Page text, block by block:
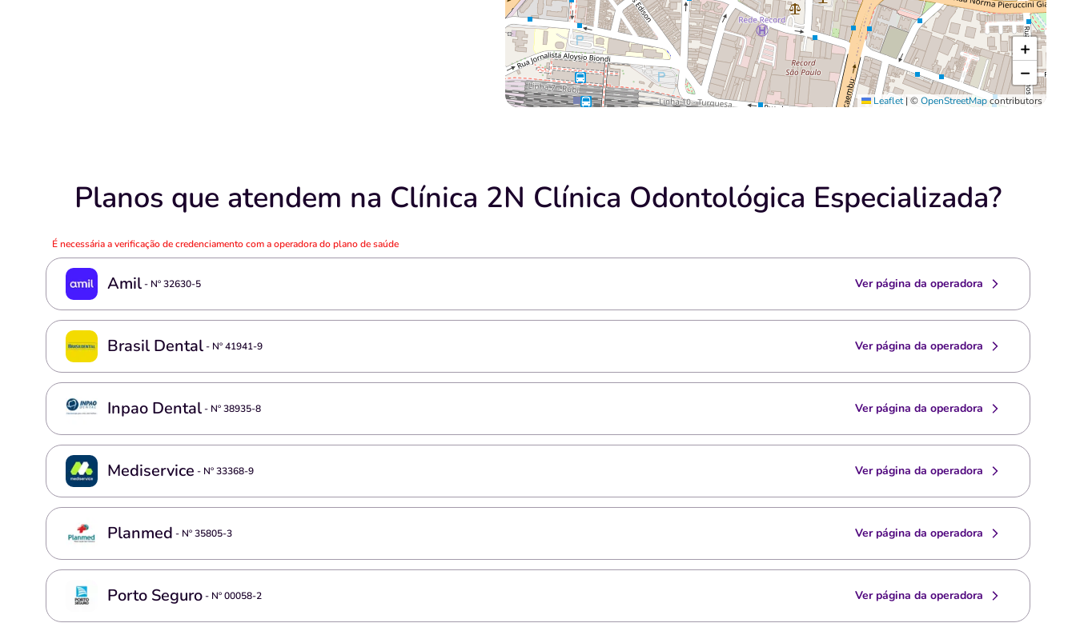
+
−
Leaflet | ©OpenStreetMapcontributors
Planos que atendem na Clínica 2N Clínica Odontológica Especializada?
É necessária a verificação de credenciamento com a operadora do plano de saúde
Amil- Nº32630-5 Ver página da operadora
Brasil Dental- Nº41941-9 Ver página da operadora
Inpao Dental- Nº38935-8 Ver página da operadora
Mediservice - Nº33368-9 Ver página da operadora
Planmed - Nº35805-3 Ver página da operadora
Porto Seguro- Nº00058-2 Ver página da operadora